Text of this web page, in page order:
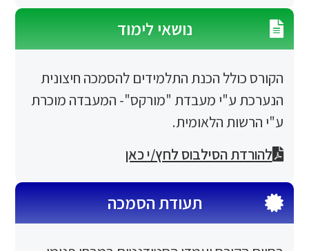
נושאי לימוד
הכנת התלמידים להסמכה חיצונית
ע"י מעבדת "מורקס"- המעבדה מוכרת
הלאומית.
הסילבוס לחץ/י כאן
תעודת הסמכה